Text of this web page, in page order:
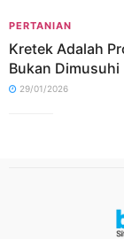
PERTANIAN
Kretek Adalah
Bukan Dimusuhi
29/01/2026